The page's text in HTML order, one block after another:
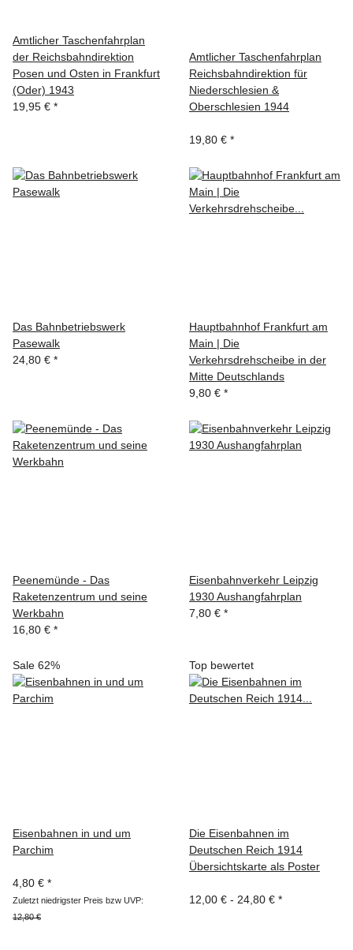
Amtlicher Taschenfahrplan
der Reichsbahndirektion
Posen und Osten in Frankfurt
(Oder) 1943
19,95 € *
Amtlicher Taschenfahrplan
Reichsbahndirektion für
Niederschlesien &
Oberschlesien 1944
19,80 € *
Das Bahnbetriebswerk
Pasewalk
24,80 € *
Hauptbahnhof Frankfurt am
Main | Die
Verkehrsdrehscheibe in der
Mitte Deutschlands
9,80 € *
Peenemünde - Das
Raketenzentrum und seine
Werkbahn
16,80 € *
Eisenbahnverkehr Leipzig
1930 Aushangfahrplan
7,80 € *
Sale 62%
Eisenbahnen in und um
Parchim
4,80 € *
Zuletzt niedrigster Preis bzw UVP:
12,80 €
Top bewertet
Die Eisenbahnen im
Deutschen Reich 1914
Übersichtskarte als Poster
12,00 € - 24,80 € *